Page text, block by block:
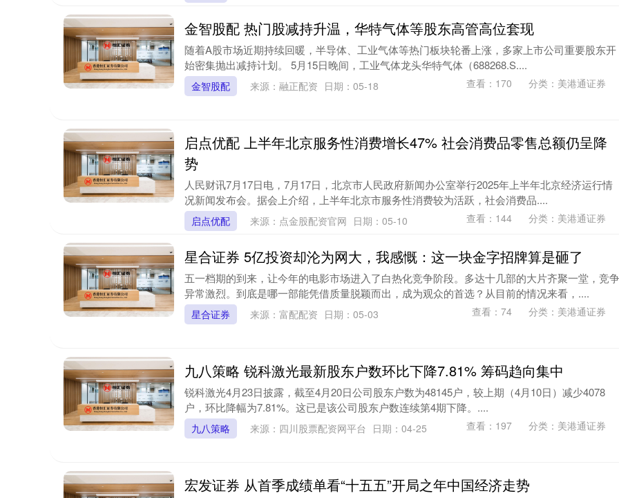
金智股配 热门股减持升温，华特气体等股东高管高位套现
随着A股市场近期持续回暖，半导体、工业气体等热门板块轮番上涨，多家上市公司重要股东开
始密集抛出减持计划。 5月15日晚间，工业气体龙头华特气体（688268.S....
金智股配 来源：融正配资 日期：05-18 查看： 170 分类： 美港通证券
启点优配 上半年北京服务性消费增长47% 社会消费品零售总额仍呈降
势
人民财讯7月17日电，7月17日，北京市人民政府新闻办公室举行2025年上半年北京经济运行情
况新闻发布会。据会上介绍，上半年北京市服务性消费较为活跃，社会消费品....
启点优配 来源：点金股配资官网 日期：05-10 查看： 144 分类： 美港通证券
星合证券 5亿投资却沦为网大，我感慨：这一块金字招牌算是砸了
五一档期的到来，让今年的电影市场进入了白热化竞争阶段。多达十几部的大片齐聚一堂，竞争
异常激烈。到底是哪一部能凭借质量脱颖而出，成为观众的首选？从目前的情况来看，....
星合证券 来源：富配配资 日期：05-03 查看： 74 分类： 美港通证券
九八策略 锐科激光最新股东户数环比下降7.81% 筹码趋向集中
锐科激光4月23日披露，截至4月20日公司股东户数为48145户，较上期（4月10日）减少4078
户，环比降幅为7.81%。这已是该公司股东户数连续第4期下降。....
九八策略 来源：四川股票配资网平台 日期：04-25 查看： 197 分类： 美港通证券
宏发证券 从首季成绩单看“十五五”开局之年中国经济走势